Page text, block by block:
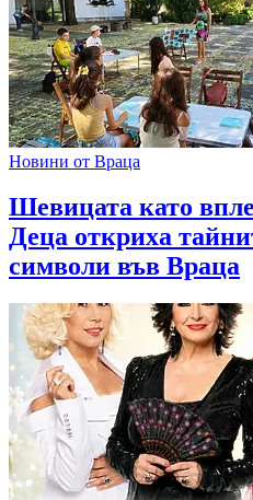
Новини от Враца
Шевицата като
Деца откриха
символи във Враца